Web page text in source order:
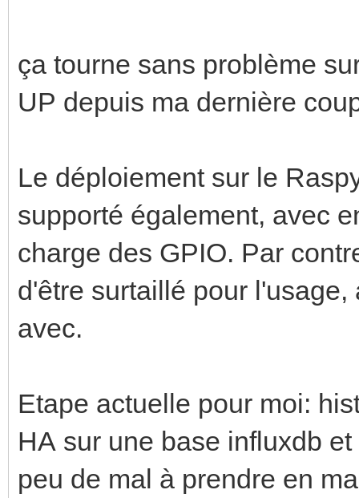
ça tourne sans problème
UP depuis ma dernière
Le déploiement sur le
supporté également, avec
charge des GPIO. Par
d'être surtaillé pour
avec.
Etape actuelle pour moi:
HA sur une base influxdb
peu de mal à prendre en